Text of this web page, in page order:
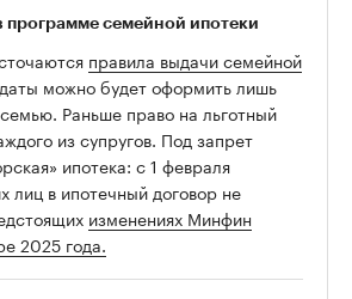
программе семейной ипотеки
правила выдачи семейной
можно будет оформить лишь
Раньше право на льготный
из супругов. Под запрет
ипотека: с 1 февраля
лиц в ипотечный договор не
изменениях Минфин
2025 года.